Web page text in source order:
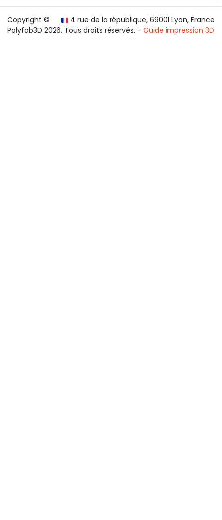
4 rue de la république, 69001 Lyon, France
Copyright ©
Polyfab3D 2026. Tous droits réservés. - Guide impression 3D